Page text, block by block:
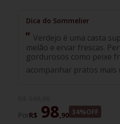
Verdejo é uma casta
melão e ervar frescas.
gordurosos como peixe
acompanhar pratos
PorR$ 98,90 34%OFF